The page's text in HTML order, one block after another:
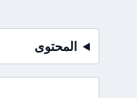
المحتوى